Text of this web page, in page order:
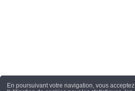
En poursuivant votre navigation, vous acceptez